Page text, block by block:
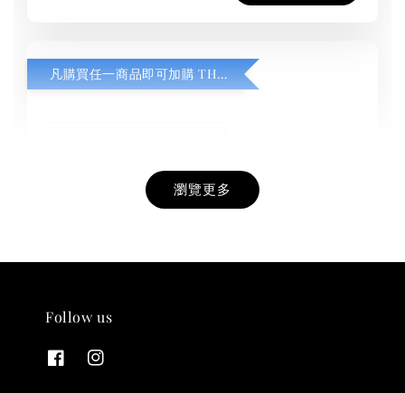
凡購買任一商品即可加購 THT 九週年紀念 T-shirt
THT 九週年紀念 T-shirt
瀏覽更多
Follow us